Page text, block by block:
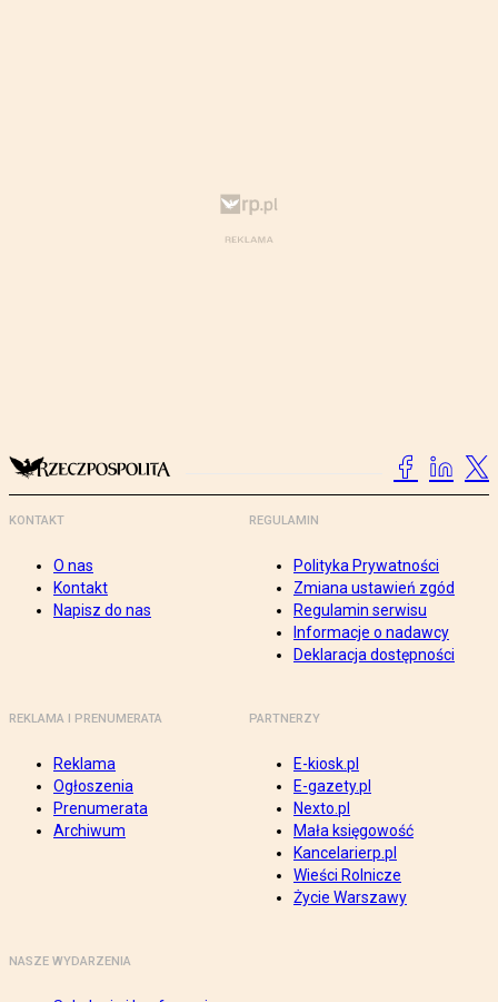
KONTAKT
O nas
Kontakt
Napisz do nas
REGULAMIN
Polityka Prywatności
Zmiana ustawień zgód
Regulamin serwisu
Informacje o nadawcy
Deklaracja dostępności
REKLAMA I PRENUMERATA
Reklama
Ogłoszenia
Prenumerata
Archiwum
PARTNERZY
E-kiosk.pl
E-gazety.pl
Nexto.pl
Mała księgowość
Kancelarierp.pl
Wieści Rolnicze
Życie Warszawy
NASZE WYDARZENIA